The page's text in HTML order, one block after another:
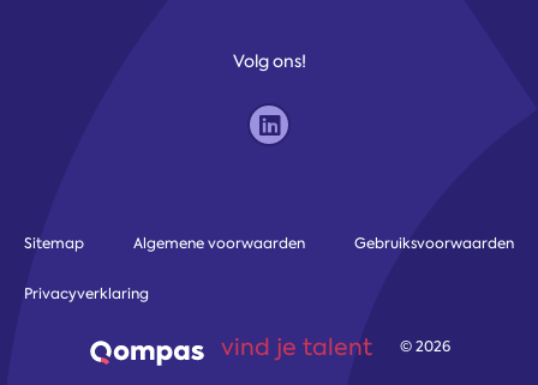
Volg ons!
Sitemap Algemene voorwaarden Gebruiksvoorwaarden
Privacyverklaring
vind je talent © 2026